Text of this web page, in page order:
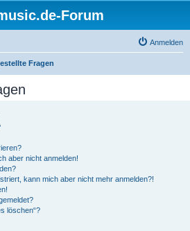
Forum
Anmelden
Fragen
aber nicht anmelden!
kann mich aber nicht mehr anmelden?!
löschen“?